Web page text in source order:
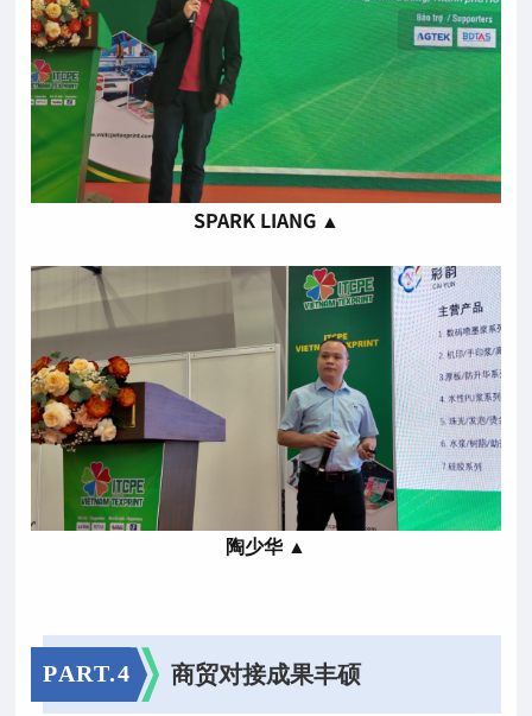
SPARK LIANG ▲
陶少华 ▲
PART.4 商贸对接成果丰硕